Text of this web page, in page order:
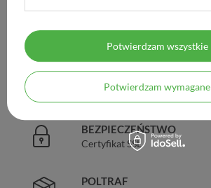
98% zadowolonych klientów
BEZPIECZEŃSTWO
Certyfikat SSL
POLTRAF
Potwierdzam wymagane
Potwierdzam wszystkie